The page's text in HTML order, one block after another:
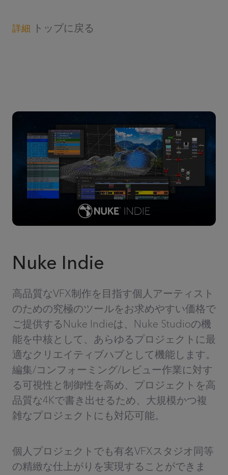
詳細 トップに戻る
Nuke Indie
高品質なVFX制作を目指す個人アーティスト
のための究極のツールをお求めやすい価格で
ご提供するNuke Indieは、Nuke Studioの機
能を中核として、あらゆるプロジェクトに最
適なクリエイティブハブとして機能します。
編集/コンフォーミング/レビュー作業に対す
る可視性と制御性を高め、プロジェクトを高
品質な4Kで書き出せるため、大規模かつ複
雑なプロジェクトにも対応可能。
個人プロジェクトでも有名VFXスタジオ同等
の精緻な仕上がりを実現することができま